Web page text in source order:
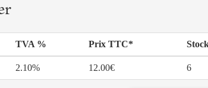
TVA % Prix TTC*
2.10% 12.00€ 6